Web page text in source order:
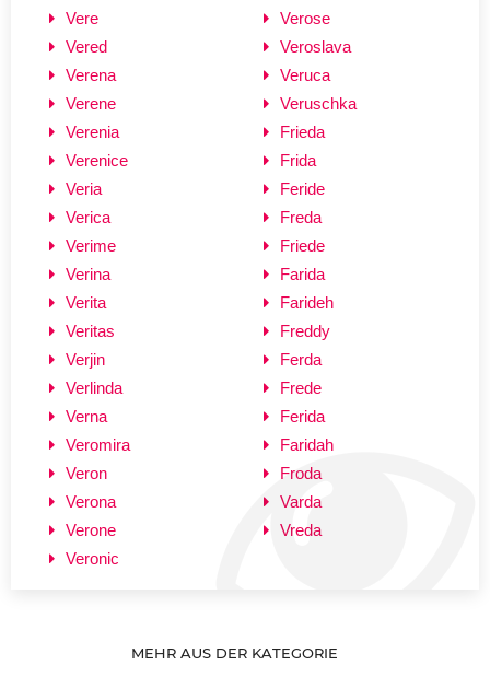
Vere
Vered
Verena
Verene
Verenia
Verenice
Veria
Verica
Verime
Verina
Verita
Veritas
Verjin
Verlinda
Verna
Veromira
Veron
Verona
Verone
Veronic
Verose
Veroslava
Veruca
Veruschka
Frieda
Frida
Feride
Freda
Friede
Farida
Farideh
Freddy
Ferda
Frede
Ferida
Faridah
Froda
Varda
Vreda
MEHR AUS DER KATEGORIE